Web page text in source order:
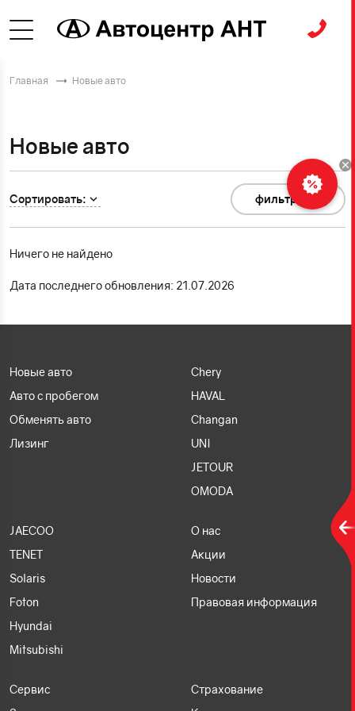
Главная Новые авто
Новые авто
Сортировать: фильтр 0
Ничего не найдено
Дата последнего обновления: 21.07.2026
Новые авто
Авто с пробегом
Обменять авто
Лизинг
Chery
HAVAL
Changan
UNI
JETOUR
OMODA
JAECOO
TENET
Solaris
Foton
Hyundai
Mitsubishi
О нас
Акции
Новости
Правовая информация
Сервис
Страхование